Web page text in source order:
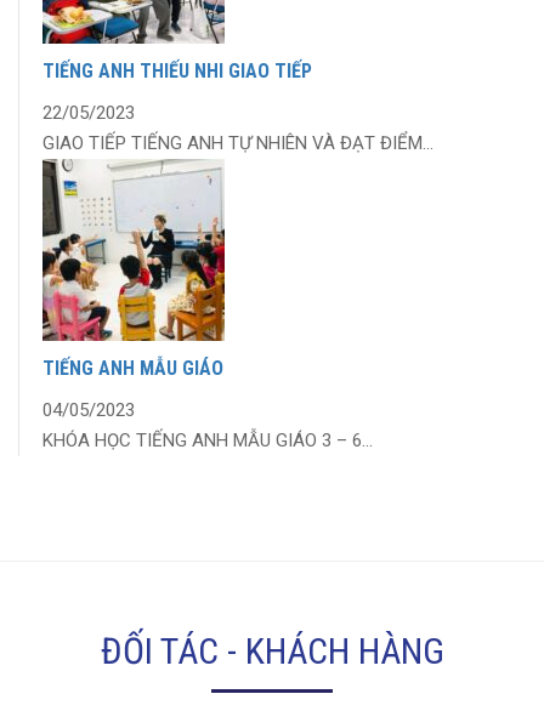
TIẾNG ANH THIẾU NHI GIAO TIẾP
22/05/2023
GIAO TIẾP TIẾNG ANH TỰ NHIÊN VÀ ĐẠT ĐIỂM...
TIẾNG ANH MẪU GIÁO
04/05/2023
KHÓA HỌC TIẾNG ANH MẪU GIÁO 3 – 6...
ĐỐI TÁC - KHÁCH HÀNG